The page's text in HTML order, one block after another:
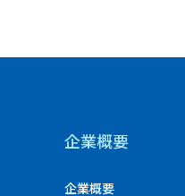
企業概要
企業概要